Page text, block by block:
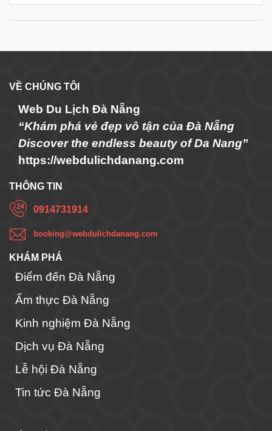
VỀ CHÚNG TÔI
Web Du Lịch Đà Nẵng
“Khám phá vẻ đẹp vô tận của Đà Nẵng
Discover the endless beauty of Da Nang”
https://webdulichdanang.com
THÔNG TIN
0914731914
booking@webdulichdanang.com
KHÁM PHÁ
Điểm đến Đà Nẵng
Ẩm thực Đà Nẵng
Kinh nghiệm Đà Nẵng
Dịch vụ Đà Nẵng
Lễ hội Đà Nẵng
Tin tức Đà Nẵng